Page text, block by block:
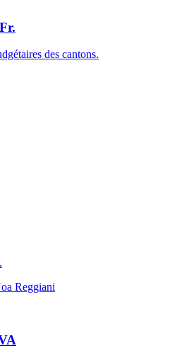
des cantons.
Reggiani